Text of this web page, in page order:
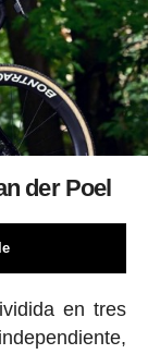
der Poel
en tres